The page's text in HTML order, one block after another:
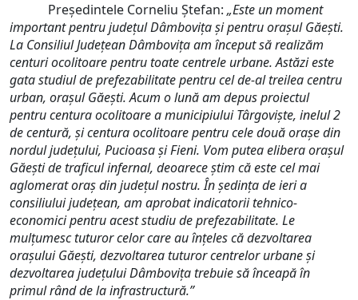
Președintele Corneliu Ștefan: „Este un moment
important pentru județul Dâmbovița și pentru orașul Găești.
La Consiliul Județean Dâmbovița am început să realizăm
centuri ocolitoare pentru toate centrele urbane. Astăzi este
gata studiul de prefezabilitate pentru cel de-al treilea centru
urban, orașul Găești. Acum o lună am depus proiectul
pentru centura ocolitoare a municipiului Târgoviște, inelul 2
de centură, și centura ocolitoare pentru cele două orașe din
nordul județului, Pucioasa și Fieni. Vom putea elibera orașul
Găești de traficul infernal, deoarece știm că este cel mai
aglomerat oraș din județul nostru. În ședința de ieri a
consiliului județean, am aprobat indicatorii tehnico-
economici pentru acest studiu de prefezabilitate. Le
mulțumesc tuturor celor care au înțeles că dezvoltarea
orașului Găești, dezvoltarea tuturor centrelor urbane și
dezvoltarea județului Dâmbovița trebuie să înceapă în
primul rând de la infrastructură.”